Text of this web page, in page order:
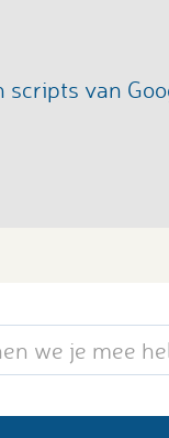
van